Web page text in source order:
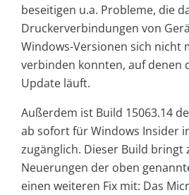
beseitigen u.a. Probleme, die
Druckerverbindungen von
Windows-Versionen sich nicht
verbinden konnten, auf denen
Update läuft.
Außerdem ist Build 15063.14
ab sofort für Windows Insider
zugänglich. Dieser Build bringt
Neuerungen der oben
einen weiteren Fix mit: Das